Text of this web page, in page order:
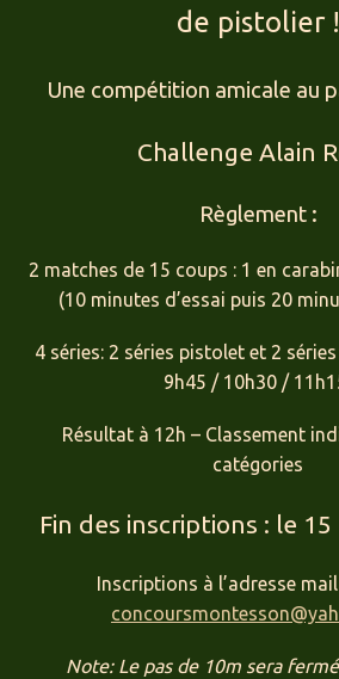
de pistolier !
Une compétition amicale au
Challenge Alain
Règlement :
2 matches de 15 coups : 1 en
(10 minutes d’essai puis 20
4 séries: 2 séries pistolet et 2
9h45 / 10h30 /
Résultat à 12h – Classement
catégories
Fin des inscriptions : le
Inscriptions à l’adresse
Note: Le pas de 10m sera